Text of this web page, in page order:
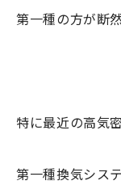
第一種の方が断
特に最近の高気
第一種換気シス